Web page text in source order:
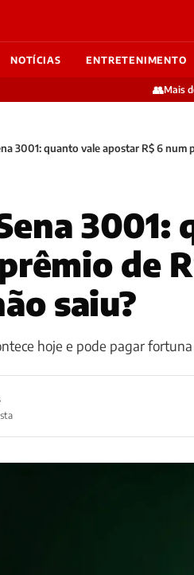
NOTÍCIAS ENTRETENIMENTO
👥Mais
3001: quanto vale apostar R$ 6 num
3001:
de
saiu?
hoje e pode pagar